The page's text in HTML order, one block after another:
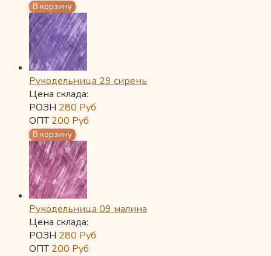
Рукодельница 29 сирень
Цена склада:
РОЗН 280 Руб
ОПТ200 Руб
Рукодельница 09 малина
Цена склада:
РОЗН 280 Руб
ОПТ200 Руб